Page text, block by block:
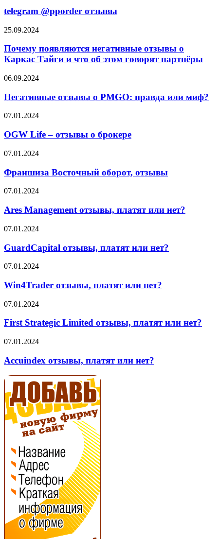
отзывы
telegram @pporder отзывы
Почему
негативные
отзывы
о
Тайги
что
этом
партнёры
25.09.2024
Почему появляются негативные отзывы о
Каркас Тайги и что об этом говорят партнёры
Негативные
о
PMGO:
правда
миф?
06.09.2024
Негативные отзывы о PMGO: правда или миф?
OGW
–
о
07.01.2024
OGW Life – отзывы о брокере
Франшиза
оборот,
отзывы
07.01.2024
Франшиза Восточный оборот, отзывы
Ares
отзывы,
платят
или
нет?
07.01.2024
Ares Management отзывы, платят или нет?
GuardCapital
платят
или
нет?
07.01.2024
GuardCapital отзывы, платят или нет?
Win4Trader
платят
или
нет?
07.01.2024
Win4Trader отзывы, платят или нет?
First
Limited
платят
нет?
07.01.2024
First Strategic Limited отзывы, платят или нет?
Accuindex
платят
или
нет?
07.01.2024
Accuindex отзывы, платят или нет?